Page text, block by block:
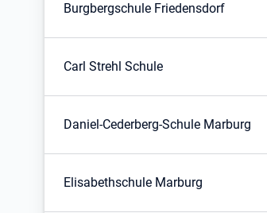
Burgbergschule Friedensdorf
Carl Strehl Schule
Daniel-Cederberg-Schule Marburg
Elisabethschule Marburg